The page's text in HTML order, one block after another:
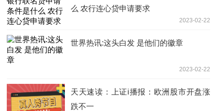
么 农行连心贷申请要求
2023-02-22
世界热讯:这头白发 是他们的徽章
2023-02-22
天天速读：上证i播报：欧洲股市开盘涨
跌不一